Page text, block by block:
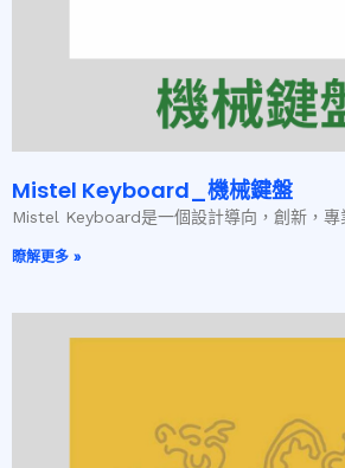
Mistel Keyboard_機械鍵盤
Mistel Keyboard是一個設計導向，創新，專
瞭解更多 »